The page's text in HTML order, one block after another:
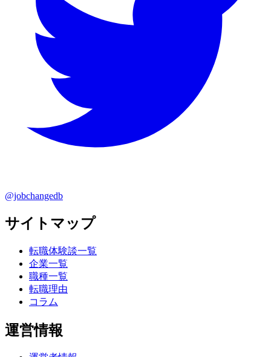
@jobchangedb
サイトマップ
転職体験談一覧
企業一覧
職種一覧
転職理由
コラム
運営情報